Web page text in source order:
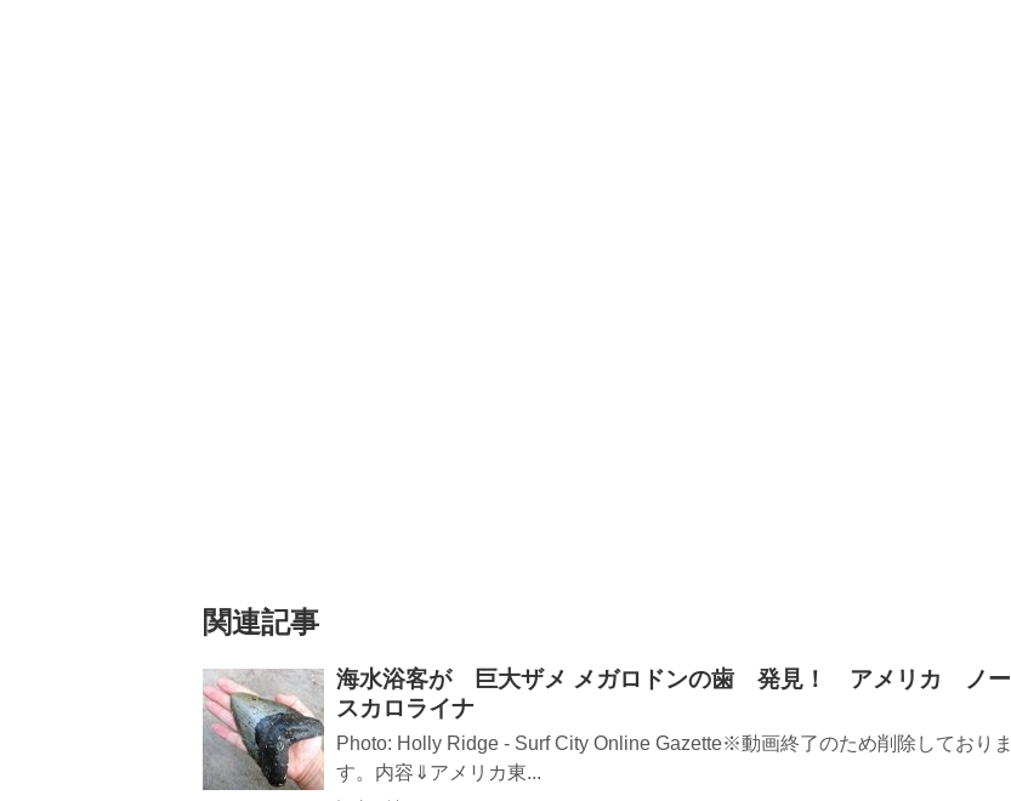
関連記事
海水浴客が 巨大ザメ メガロドンの歯 発見！ アメリカ ノー
スカロライナ
Photo: Holly Ridge - Surf City Online Gazette※動画終了のため削除しておりま
す。内容⇓アメリカ東...